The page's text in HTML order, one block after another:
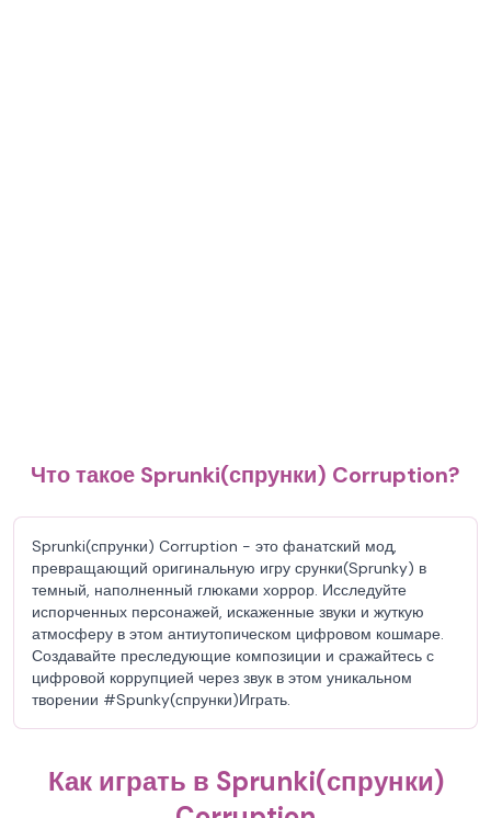
Что такое Sprunki(спрунки) Corruption?
Sprunki(спрунки) Corruption - это фанатский мод,
превращающий оригинальную игру срунки(Sprunky) в
темный, наполненный глюками хоррор. Исследуйте
испорченных персонажей, искаженные звуки и жуткую
атмосферу в этом антиутопическом цифровом кошмаре.
Создавайте преследующие композиции и сражайтесь с
цифровой коррупцией через звук в этом уникальном
творении #Spunky(спрунки)Играть.
Как играть в Sprunki(спрунки)